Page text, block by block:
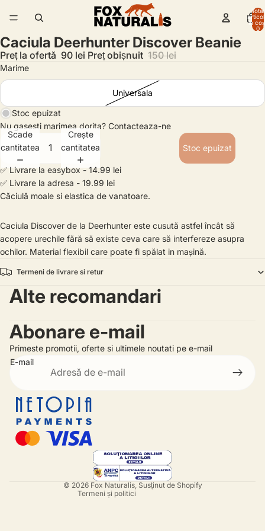
Total
în
0
Caciula Deerhunter Discover Beanie
Preț la ofertă 90 lei Preț obișnuit 150 lei
Marime
Universala
Stoc epuizat
Nu gasesti marimea dorita? Contacteaza-ne
Scade
cantitatea
Crește
cantitatea
Stoc epuizat
✅ Livrare la easybox - 14.99 lei
✅ Livrare la adresa - 19.99 lei
Căciulă moale si elastica de vanatoare.
Caciula Discover de la Deerhunter este cusută astfel încât să
acopere urechile fără să existe ceva care să interfereze asupra
ochilor. Material flexibil care poate fi spălat in mașină.
Termeni de livrare si retur
Alte recomandari
Abonare e-mail
Primeste promotii, oferte si ultimele noutati pe e-mail
E-mail
© 2026 Fox Naturalis, Susținut de Shopify
Termeni și politici
Politica de rambursare
Politica de confidențialitate
Termeni de utilizare
Informații de contact